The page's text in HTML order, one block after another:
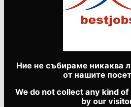
Ние не събираме никаква
от нашите
We do not collect any kind
by our